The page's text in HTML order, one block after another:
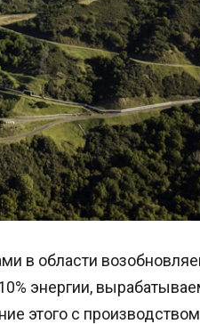
в области
энергии,
этого с производством